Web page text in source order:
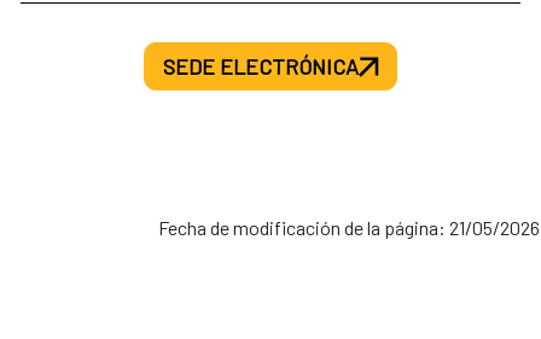
SEDE ELECTRÓNICA
Fecha de modificación de la página: 21/05/2026